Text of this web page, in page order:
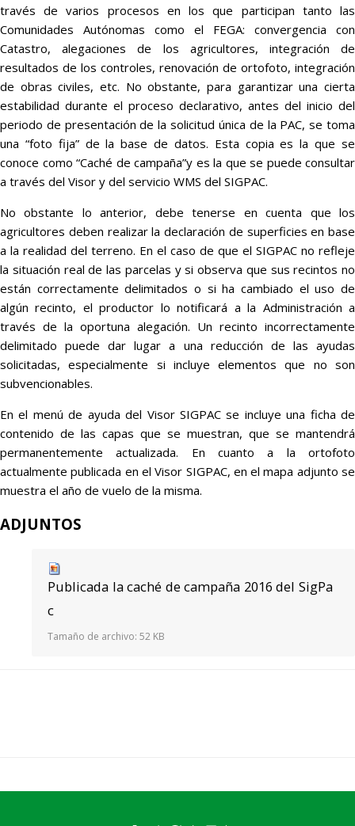
través de varios procesos en los que participan tanto las
Comunidades Autónomas como el FEGA: convergencia con
Catastro, alegaciones de los agricultores, integración de
resultados de los controles, renovación de ortofoto, integración
de obras civiles, etc. No obstante, para garantizar una cierta
estabilidad durante el proceso declarativo, antes del inicio del
periodo de presentación de la solicitud única de la PAC, se toma
una “foto fija” de la base de datos. Esta copia es la que se
conoce como “Caché de campaña”y es la que se puede consultar
a través del Visor y del servicio WMS del SIGPAC.
No obstante lo anterior, debe tenerse en cuenta que los
agricultores deben realizar la declaración de superficies en base
a la realidad del terreno. En el caso de que el SIGPAC no refleje
la situación real de las parcelas y si observa que sus recintos no
están correctamente delimitados o si ha cambiado el uso de
algún recinto, el productor lo notificará a la Administración a
través de la oportuna alegación. Un recinto incorrectamente
delimitado puede dar lugar a una reducción de las ayudas
solicitadas, especialmente si incluye elementos que no son
subvencionables.
En el menú de ayuda del Visor SIGPAC se incluye una ficha de
contenido de las capas que se muestran, que se mantendrá
permanentemente actualizada. En cuanto a la ortofoto
actualmente publicada en el Visor SIGPAC, en el mapa adjunto se
muestra el año de vuelo de la misma.
ADJUNTOS
Publicada la caché de campaña 2016 del SigPa
c
Tamaño de archivo: 52 KB